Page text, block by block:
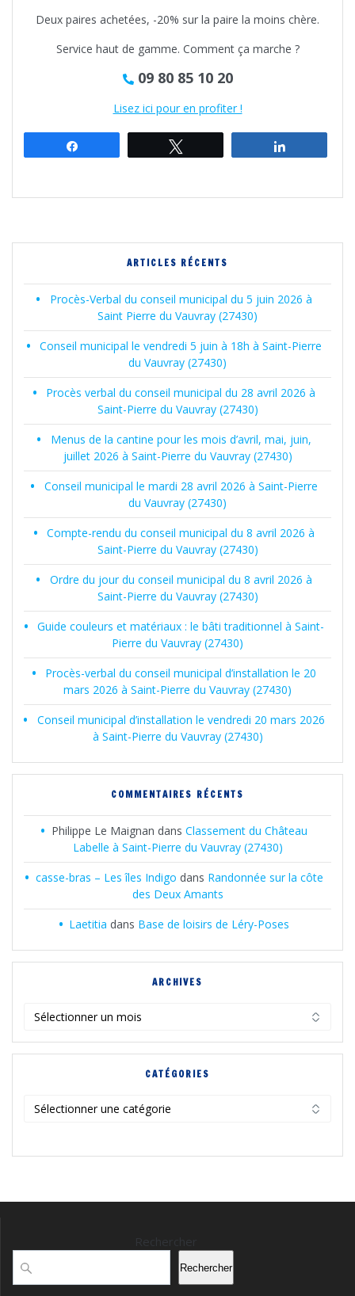
Deux paires achetées, -20% sur la paire la moins chère.
Service haut de gamme. Comment ça marche ?
09 80 85 10 20
Lisez ici pour en profiter !
ARTICLES RÉCENTS
Procès-Verbal du conseil municipal du 5 juin 2026 à
Saint Pierre du Vauvray (27430)
Conseil municipal le vendredi 5 juin à 18h à Saint-Pierre
du Vauvray (27430)
Procès verbal du conseil municipal du 28 avril 2026 à
Saint-Pierre du Vauvray (27430)
Menus de la cantine pour les mois d’avril, mai, juin,
juillet 2026 à Saint-Pierre du Vauvray (27430)
Conseil municipal le mardi 28 avril 2026 à Saint-Pierre
du Vauvray (27430)
Compte-rendu du conseil municipal du 8 avril 2026 à
Saint-Pierre du Vauvray (27430)
Ordre du jour du conseil municipal du 8 avril 2026 à
Saint-Pierre du Vauvray (27430)
Guide couleurs et matériaux : le bâti traditionnel à Saint-
Pierre du Vauvray (27430)
Procès-verbal du conseil municipal d’installation le 20
mars 2026 à Saint-Pierre du Vauvray (27430)
Conseil municipal d’installation le vendredi 20 mars 2026
à Saint-Pierre du Vauvray (27430)
COMMENTAIRES RÉCENTS
Philippe Le Maignan dans Classement du Château
Labelle à Saint-Pierre du Vauvray (27430)
casse-bras – Les îles Indigo dans Randonnée sur la côte
des Deux Amants
Laetitia dans Base de loisirs de Léry-Poses
ARCHIVES
CATÉGORIES
Rechercher